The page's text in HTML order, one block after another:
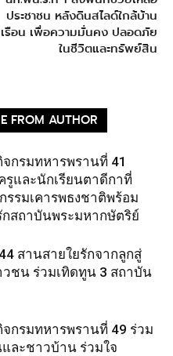
ประชาชน หลังดินสไลด์ใกล้บ้าน
เรือน เพื่อความมั่นคง ปลอดภัย
ในชีวิตและทรัพย์สิน
FROM AUTHOR
กรมทหารพรานที่ 41
รูและนักเรียนตาดีกาที่
รรมเคารพธงชาติพร้อม
สถาบันพระมหากษัตริย์
สานสายใยรักจากลูกสู่
วชน ร่วมเทิดทูน 3 สถาบัน
กรมทหารพรานที่ 49 ร่วม
ละชาวบ้าน ร่วมใจ